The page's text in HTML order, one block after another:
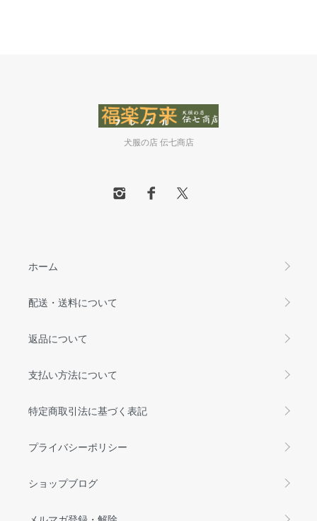
犬服の店 伝七商店
ホーム
配送・送料について
返品について
支払い方法について
特定商取引法に基づく表記
プライバシーポリシー
ショップブログ